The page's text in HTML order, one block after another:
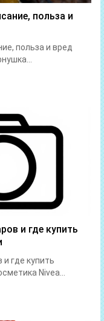
польза и
польза и вред
и где купить
и где купить
Nivea...